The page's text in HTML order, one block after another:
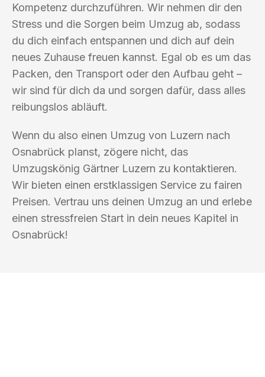
Kompetenz durchzuführen. Wir nehmen dir den
Stress und die Sorgen beim Umzug ab, sodass
du dich einfach entspannen und dich auf dein
neues Zuhause freuen kannst. Egal ob es um das
Packen, den Transport oder den Aufbau geht –
wir sind für dich da und sorgen dafür, dass alles
reibungslos abläuft.
Wenn du also einen Umzug von Luzern nach
Osnabrück planst, zögere nicht, das
Umzugskönig Gärtner Luzern zu kontaktieren.
Wir bieten einen erstklassigen Service zu fairen
Preisen. Vertrau uns deinen Umzug an und erlebe
einen stressfreien Start in dein neues Kapitel in
Osnabrück!